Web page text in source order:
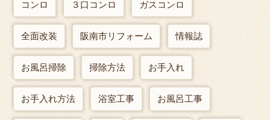
コンロ ３口コンロ ガスコンロ
全面改装 阪南市リフォーム 情報誌
お風呂掃除 掃除方法 お手入れ
お手入れ方法 浴室工事 お風呂工事